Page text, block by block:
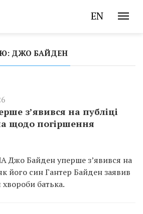
EN
ДЖО БАЙДЕН
з’явився на публіці
щодо погіршення
Джо Байден уперше з’явився на
його син Гантер Байден заявив
батька.